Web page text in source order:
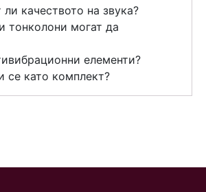
качеството на звука?
тонколони могат да
елементи?
се като комплект?